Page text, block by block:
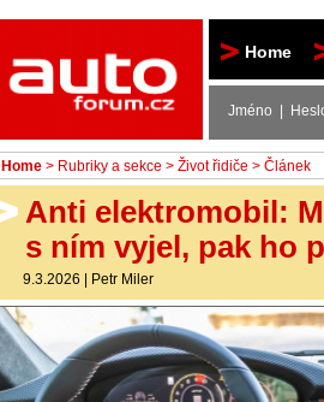
Home
Jméno |
Home > Rubriky a sekce > Život řidiče > Článek
Anti elektromobil:
s ním vyjel, pak ho
9.3.2026 | Petr Miler